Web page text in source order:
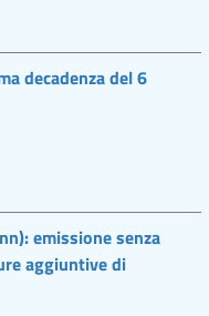
decadenza del 6
emissione senza
aggiuntive di